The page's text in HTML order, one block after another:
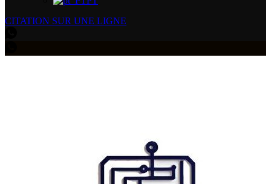
CITATION SUR UNE LIGNE